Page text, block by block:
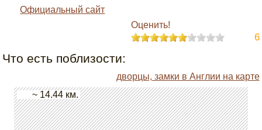
Официальный сайт
Оценить!
6
Что есть поблизости:
дворцы, замки в Англии на карте
~ 14.44 км.